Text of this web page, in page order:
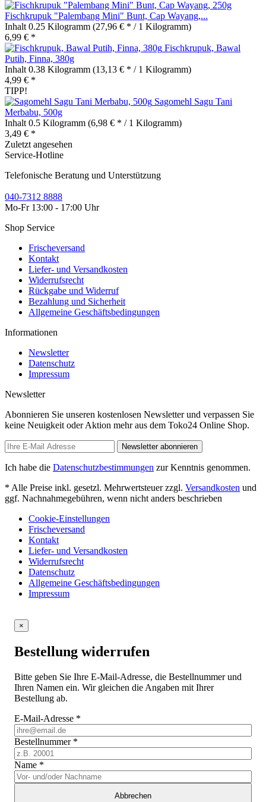
Fischkrupuk "Palembang Mini" Bunt, Cap Wayang,...
Inhalt 0.25 Kilogramm (27,96 € * / 1 Kilogramm)
6,99 € *
Fischkrupuk, Bawal
Putih, Finna, 380g
Inhalt 0.38 Kilogramm (13,13 € * / 1 Kilogramm)
4,99 € *
TIPP!
Sagomehl Sagu Tani
Merbabu, 500g
Inhalt 0.5 Kilogramm (6,98 € * / 1 Kilogramm)
3,49 € *
Zuletzt angesehen
Service-Hotline
Telefonische Beratung und Unterstützung
040-7312 8888
Mo-Fr 13:00 - 17:00 Uhr
Shop Service
Frischeversand
Kontakt
Liefer- und Versandkosten
Widerrufsrecht
Rückgabe und Widerruf
Bezahlung und Sicherheit
Allgemeine Geschäftsbedingungen
Informationen
Newsletter
Datenschutz
Impressum
Newsletter
Abonnieren Sie unseren kostenlosen Newsletter und verpassen Sie
keine Neuigkeit oder Aktion mehr aus dem Toko24 Online Shop.
Newsletter abonnieren
Ich habe die Datenschutzbestimmungen zur Kenntnis genommen.
* Alle Preise inkl. gesetzl. Mehrwertsteuer zzgl. Versandkosten und
ggf. Nachnahmegebühren, wenn nicht anders beschrieben
Cookie-Einstellungen
Frischeversand
Kontakt
Liefer- und Versandkosten
Widerrufsrecht
Datenschutz
Allgemeine Geschäftsbedingungen
Impressum
×
Bestellung widerrufen
Bitte geben Sie Ihre E-Mail-Adresse, die Bestellnummer und
Ihren Namen ein. Wir gleichen die Angaben mit Ihrer
Bestellung ab.
E-Mail-Adresse *
Bestellnummer *
Name *
Abbrechen